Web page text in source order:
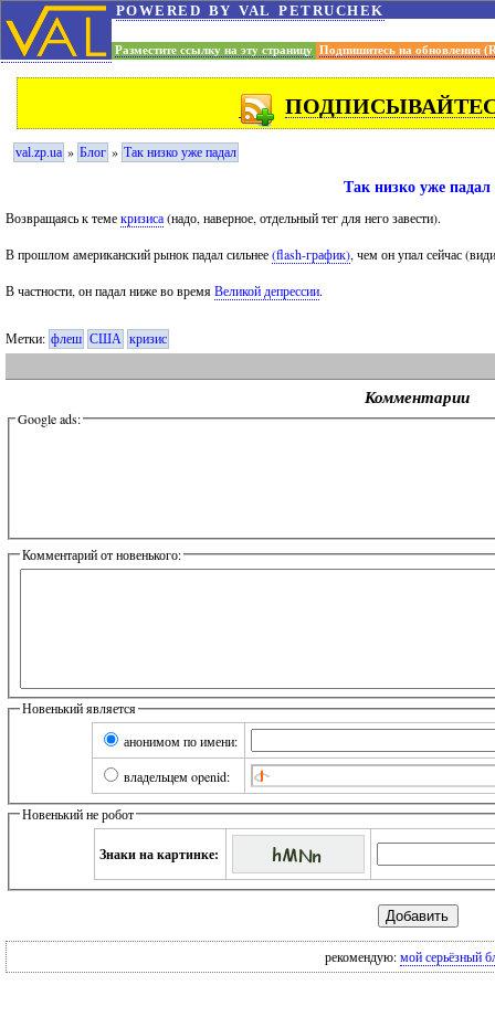
powered by val petruchek
Разместите ссылку на эту страницу Подпишитесь на обновления
val.zp.ua » Блог » Так низко уже падал
Так низко уже падал
Возвращаясь к темекризиса(надо, наверное, отдельный тег для него завести).
В прошлом американский рынок падал сильнее(flash-график), чем он упал сейчас
В частности, он падал ниже во времяВеликой депрессии.
Метки: флеш США кризис
Комментарии
Google ads:
Комментарий от новенького:
Новенький является
анонимом по имени:
владельцем openid:
Новенький не робот
Знаки на картинке:
рекомендую: мой серьёзный